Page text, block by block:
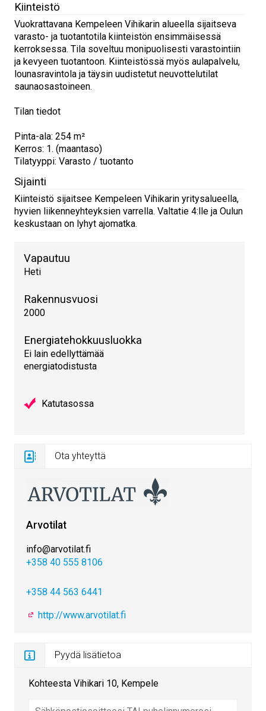
Kiinteistö
Vuokrattavana Kempeleen Vihikarin alueella sijaitseva
varasto- ja tuotantotila kiinteistön ensimmäisessä
kerroksessa. Tila soveltuu monipuolisesti varastointiin
ja kevyeen tuotantoon. Kiinteistössä myös aulapalvelu,
lounasravintola ja täysin uudistetut neuvottelutilat
saunaosastoineen.
Tilan tiedot
Pinta-ala: 254 m²
Kerros: 1. (maantaso)
Tilatyyppi: Varasto / tuotanto
Sijainti
Kiinteistö sijaitsee Kempeleen Vihikarin yritysalueella,
hyvien liikenneyhteyksien varrella. Valtatie 4:lle ja Oulun
keskustaan on lyhyt ajomatka.
Vapautuu
Heti
Rakennusvuosi
2000
Energiatehokkuusluokka
Ei lain edellyttämää
energiatodistusta
Katutasossa
Ota yhteyttä
Arvotilat
info@arvotilat.fi
+358 40 555 8106
+358 44 563 6441
http://www.arvotilat.fi
Pyydä lisätietoa
Kohteesta Vihikari 10, Kempele